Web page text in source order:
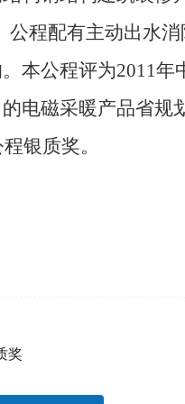
公程配有主动出水
本公程评为2011年
电磁采暖产品省规
银质奖。
奖